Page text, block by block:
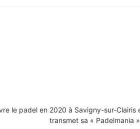
le padel en 2020 à Savigny-sur-
transmet sa « Padelmania